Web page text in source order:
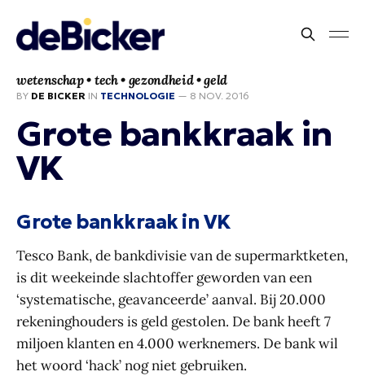
wetenschap • tech • gezondheid • geld
BY DE BICKER IN TECHNOLOGIE — 8 NOV. 2016
Grote bankkraak in
VK
Grote bankkraak in VK
Tesco Bank, de bankdivisie van de supermarktketen,
is dit weekeinde slachtoffer geworden van een
‘systematische, geavanceerde’ aanval. Bij 20.000
rekeninghouders is geld gestolen. De bank heeft 7
miljoen klanten en 4.000 werknemers. De bank wil
het woord ‘hack’ nog niet gebruiken.